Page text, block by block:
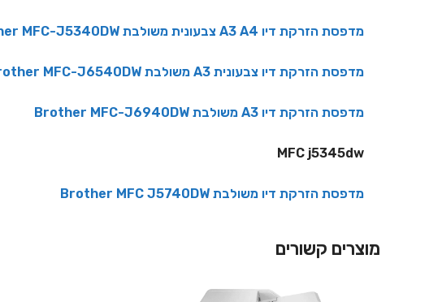
מדפסת הזרקת דיו A3 A4 צבעונית משולבת Brother MFC-J5340DW
מדפסת הזרקת דיו צבעונית A3 משולבת Brother MFC-J6540DW
מדפסת הזרקת דיו A3 משולבת Brother MFC-J6940DW
MFC j5345dw
מדפסת הזרקת ‏דיו ‏משולבת Brother MFC J5740DW
מוצרים קשורים